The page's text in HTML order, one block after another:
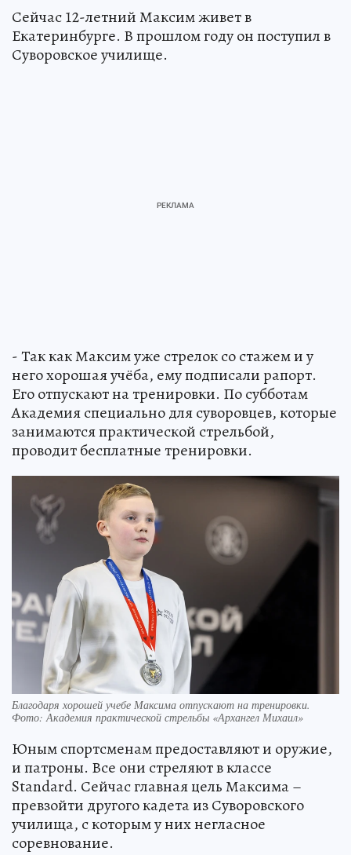
Сейчас 12-летний Максим живет в
Екатеринбурге. В прошлом году он поступил в
Суворовское училище.
- Так как Максим уже стрелок со стажем и у
него хорошая учёба, ему подписали рапорт.
Его отпускают на тренировки. По субботам
Академия специально для суворовцев, которые
занимаются практической стрельбой,
проводит бесплатные тренировки.
Благодаря хорошей учебе Максима отпускают на тренировки.
Фото: Академия практической стрельбы «Архангел Михаил»
Юным спортсменам предоставляют и оружие,
и патроны. Все они стреляют в классе
Standard. Сейчас главная цель Максима –
превзойти другого кадета из Суворовского
училища, с которым у них негласное
соревнование.